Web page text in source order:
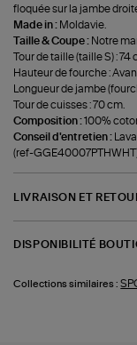
floquée sur la jambe
Made in : Moldavie.
Taille & Coupe : Notre
Tour de taille (taille S) : 74
Hauteur de fourche :
Longueur de jambe
Tour de cuisses : 70 cm.
Composition :100%
Conseil d'entretien :
(ref-
LIVRAISON ET
DISPONIBILITÉ
Collections similaires :